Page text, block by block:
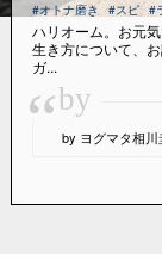
#オトナ磨き #スピ #
ハリオーム。お元
生き方について、
ガ...
“by
by ヨグマタ相川